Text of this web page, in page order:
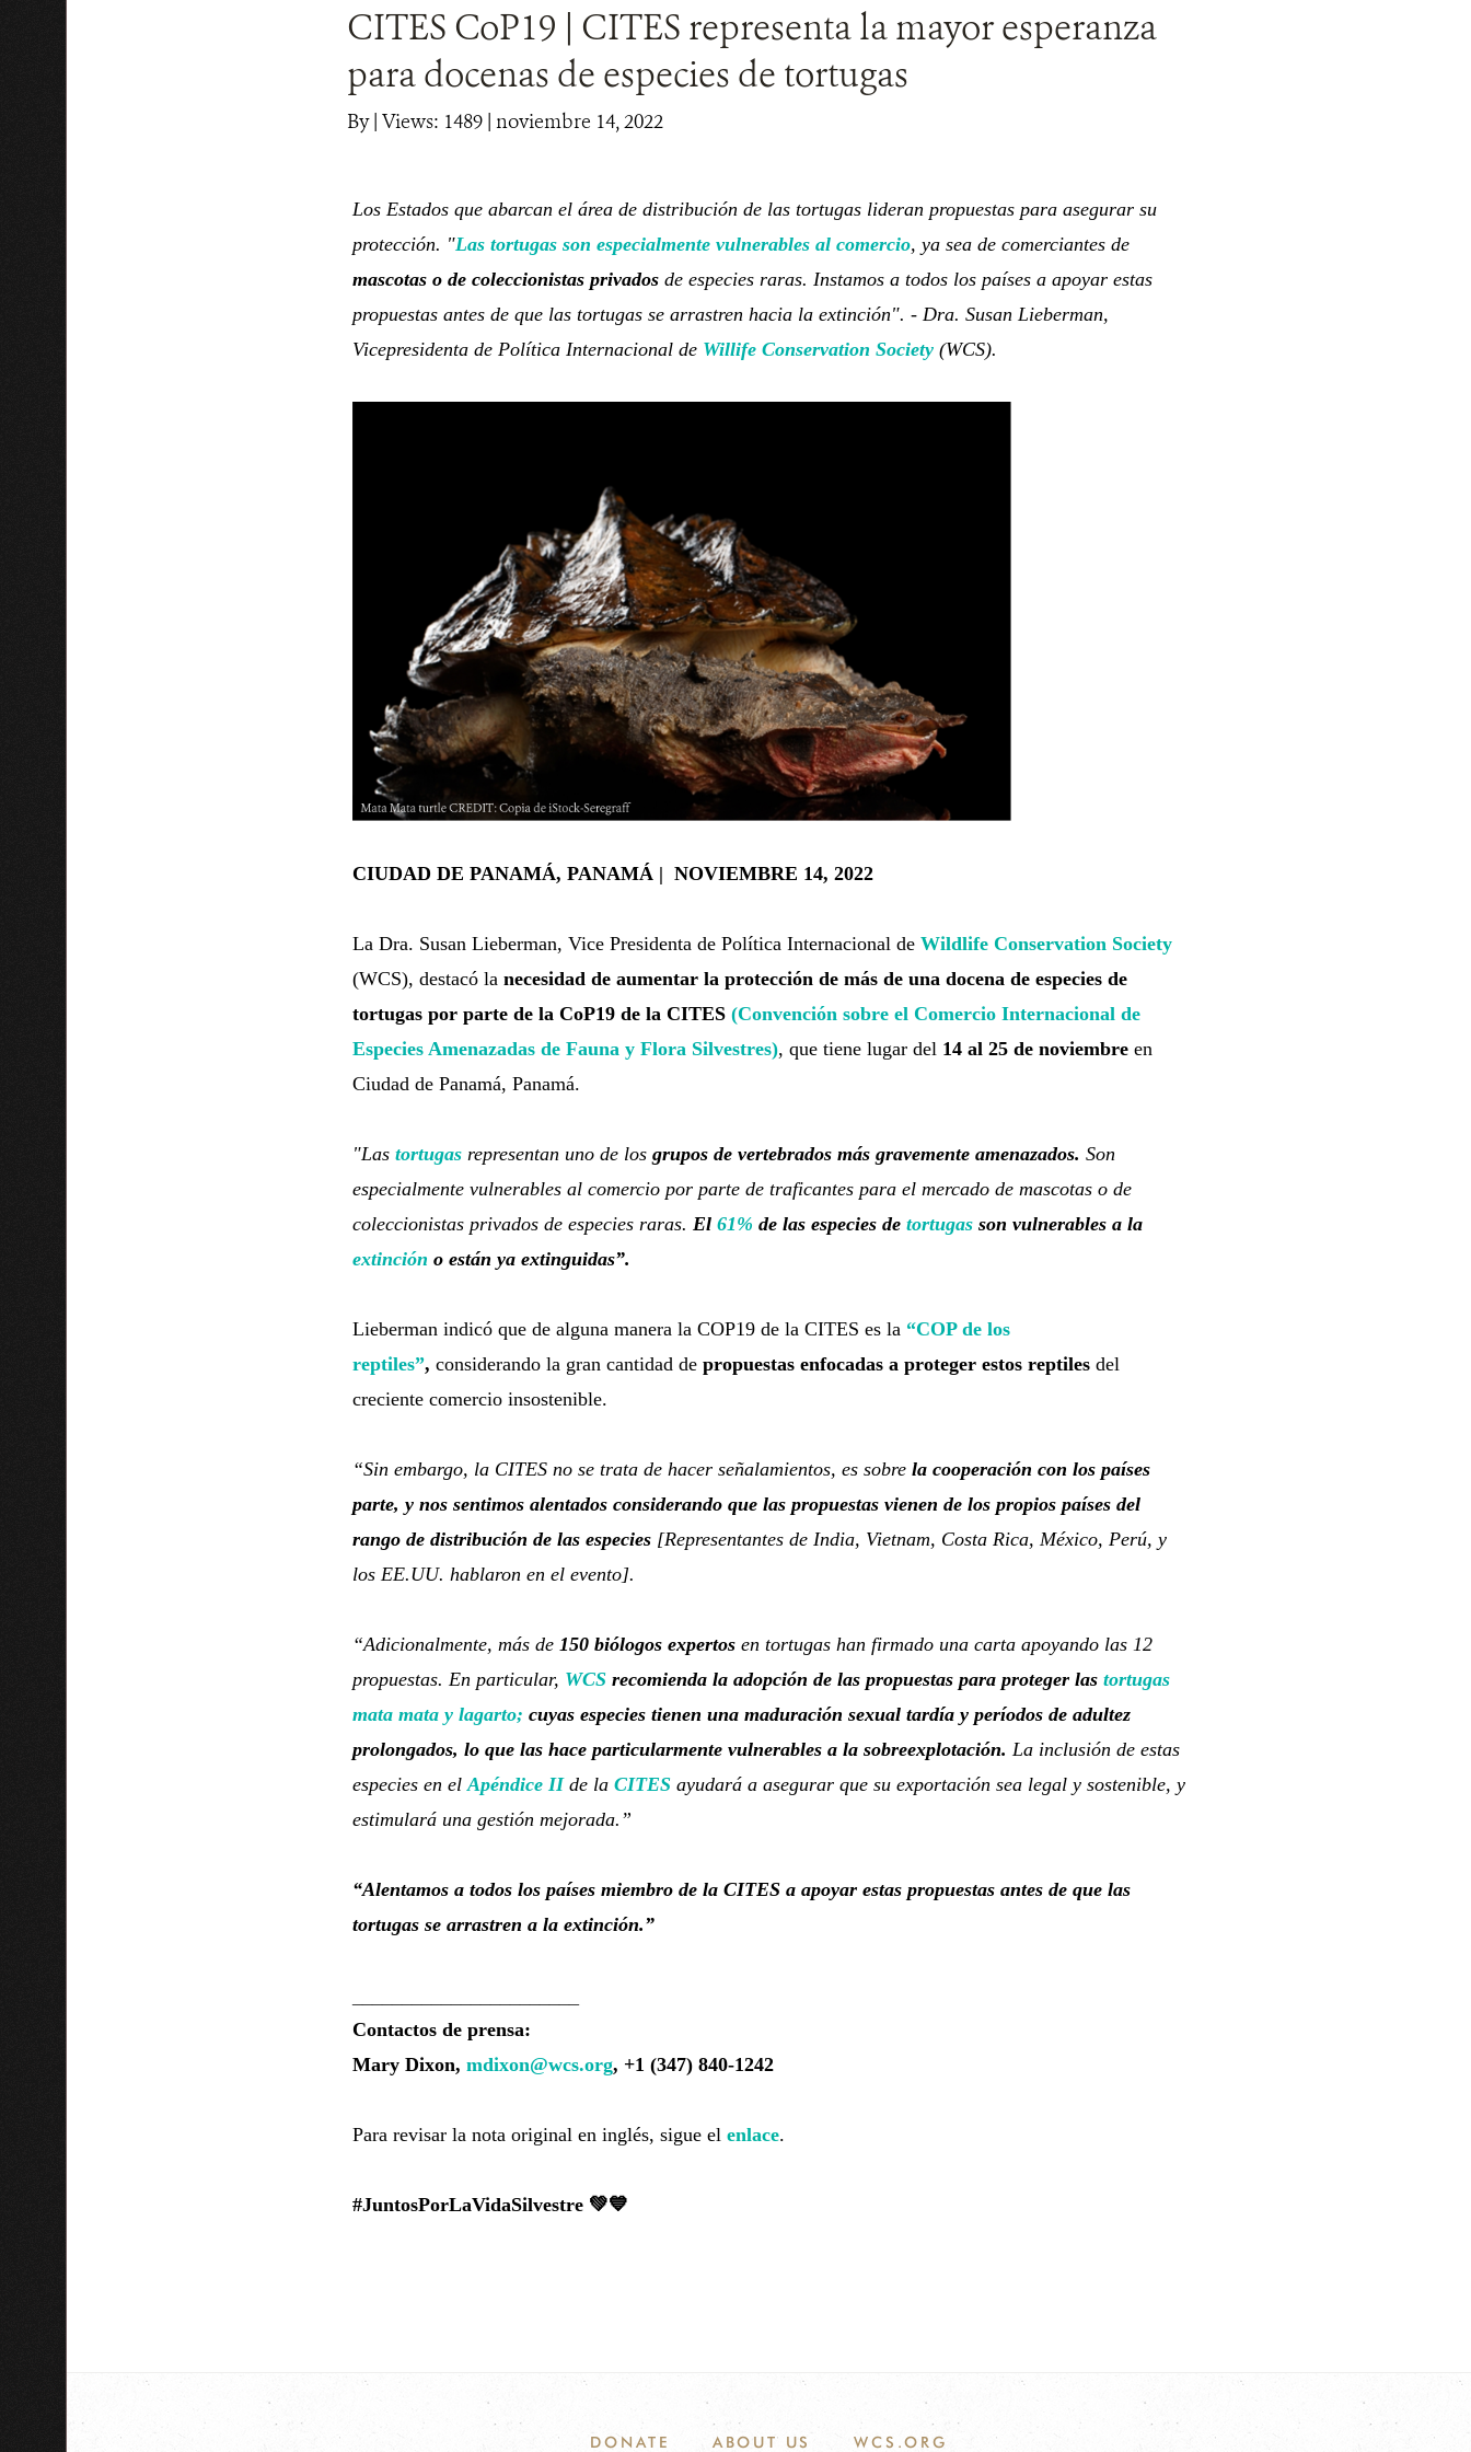
CITES CoP19 | CITES representa la mayor esperanza
para docenas de especies de tortugas
By| Views: 1489| noviembre 14, 2022
Los Estados que abarcan el área de distribución de las tortugas lideran propuestas para asegurar su
protección. "Las tortugas son especialmente vulnerables al comercio, ya sea de comerciantes de
mascotas o de coleccionistas privadosde especies raras. Instamos a todos los países a apoyar estas
propuestas antes de que las tortugas se arrastren hacia la extinción". - Dra. Susan Lieberman,
Vicepresidenta de Política Internacional de Willife Conservation Society(WCS).
CIUDAD DE PANAMÁ, PANAMÁ | NOVIEMBRE 14, 2022
La Dra. Susan Lieberman, Vice Presidenta de Política Internacional de Wildlife Conservation Society
(WCS), destacó la necesidad de aumentar la protección de más de una docena de especies de
tortugas por parte de la CoP19 de la CITES (Convención sobre el Comercio Internacional de
Especies Amenazadas de Fauna y Flora Silvestres), que tiene lugar del 14 al 25 de noviembreen
Ciudad de Panamá, Panamá.
"Las tortugasrepresentan uno de los grupos de vertebrados más gravemente amenazados. Son
especialmente vulnerables al comercio por parte de traficantes para el mercado de mascotas o de
coleccionistas privados de especies raras. El 61% de las especies de tortugas son vulnerables a la
extinción o están ya extinguidas”.
Lieberman indicó que de alguna manera la COP19 de la CITES es la “COP de los
reptiles”, considerando la gran cantidad de propuestas enfocadas a proteger estos reptilesdel
creciente comercio insostenible.
“Sin embargo, la CITES no se trata de hacer señalamientos, es sobre la cooperación con los países
parte, y nos sentimos alentados considerando que las propuestas vienen de los propios países del
rango de distribución de las especies[Representantes de India, Vietnam, Costa Rica, México, Perú, y
los EE.UU. hablaron en el evento].
“Adicionalmente, más de 150 biólogos expertosen tortugas han firmado una carta apoyando las 12
propuestas. En particular, WCSrecomienda la adopción de las propuestas para proteger las tortugas
mata mata y lagarto; cuyas especies tienen una maduración sexual tardía y períodos de adultez
prolongados, lo que las hace particularmente vulnerables a la sobreexplotación. La inclusión de estas
especies en el Apéndice II de la CITESayudará a asegurar que su exportación sea legal y sostenible, y
estimulará una gestión mejorada.”
“Alentamos a todos los países miembro de la CITES a apoyar estas propuestas antes de que las
tortugas se arrastren a la extinción.”
Contactos de prensa:
Mary Dixon, mdixon@wcs.org, +1 (347) 840-1242
Para revisar la nota original en inglés, sigue el enlace.
#JuntosPorLaVidaSilvestre 💚💙
DONATE ABOUT US WCS.ORG